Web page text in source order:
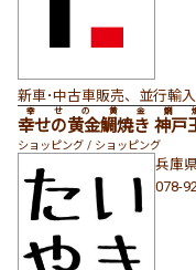
新車･中古車販売、並行輸
幸せの黄金鯛焼き 神戸
幸せの黄金鯛
ショッピング / ショッピング
兵庫県
078-